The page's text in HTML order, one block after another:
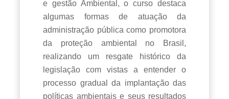
e gestão Ambiental, o curso destaca
algumas formas de atuação da
administração pública como promotora
da proteção ambiental no Brasil,
realizando um resgate histórico da
legislação com vistas a entender o
processo gradual da implantação das
políticas ambientais e seus resultados